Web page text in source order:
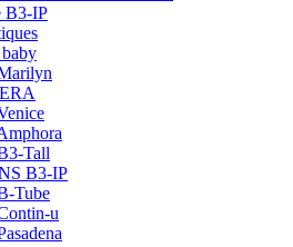
B3-IP
Tall
B3-IP
Tube
u